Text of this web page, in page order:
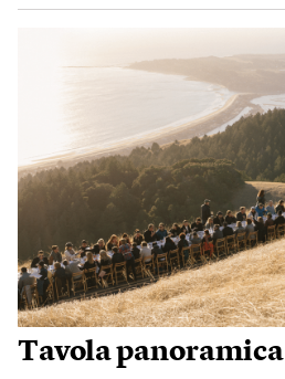
Tavola panoramica